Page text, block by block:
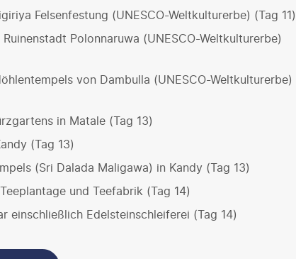
Felsenfestung (UNESCO-Weltkulturerbe) (Tag 11)
Polonnaruwa (UNESCO-Weltkulturerbe)
von Dambulla (UNESCO-Weltkulturerbe)
in Matale (Tag 13)
(Tag 13)
(Sri Dalada Maligawa) in Kandy (Tag 13)
und Teefabrik (Tag 14)
einschließlich Edelsteinschleiferei (Tag 14)